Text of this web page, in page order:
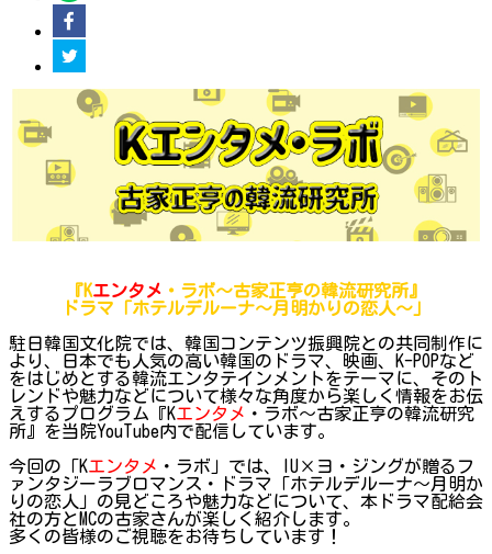
『Kエンタメ ・ラボ～古家正亨の韓流研究所』
ドラマ「ホテルデルーナ～月明かりの恋人～」
駐日韓国文化院では、韓国コンテンツ振興院との共同制作に
より、日本でも人気の高い韓国のドラマ、映画、K-POPなど
をはじめとする韓流エンタテインメントをテーマに、そのト
レンドや魅力などについて様々な角度から楽しく情報をお伝
えするプログラム『Kエンタメ ・ラボ～古家正亨の韓流研究
所』を当院YouTube内で配信しています。
今回の「Kエンタメ ・ラボ」では、IU×ヨ・ジングが贈るフ
ァンタジーラブロマンス・ドラマ「ホテルデルーナ～月明か
りの恋人」の見どころや魅力などについて、本ドラマ配給会
社の方とMCの古家さんが楽しく紹介します。
多くの皆様のご視聴をお待ちしています！